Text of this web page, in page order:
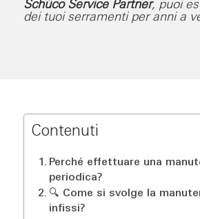
Schüco Service Partner, puoi
dei tuoi serramenti per anni a
Contenuti
Perché effettuare una
periodica?
🔍 Come si svolge la
infissi?